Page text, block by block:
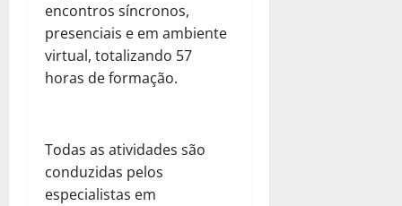
encontros síncronos,
presenciais e em ambiente
virtual, totalizando 57
horas de formação.
Todas as atividades são
conduzidas pelos
especialistas em